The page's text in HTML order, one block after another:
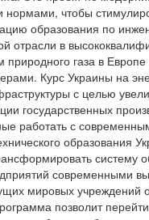
чтобы
образования по
отрасли в
газа в
Курс Украины на
с целью
государственных
работать с
образования
систему
современными
мировых
позволит